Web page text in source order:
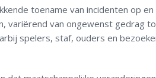
toename van incidenten op en
variërend van ongewenst gedrag
spelers, staf, ouders en